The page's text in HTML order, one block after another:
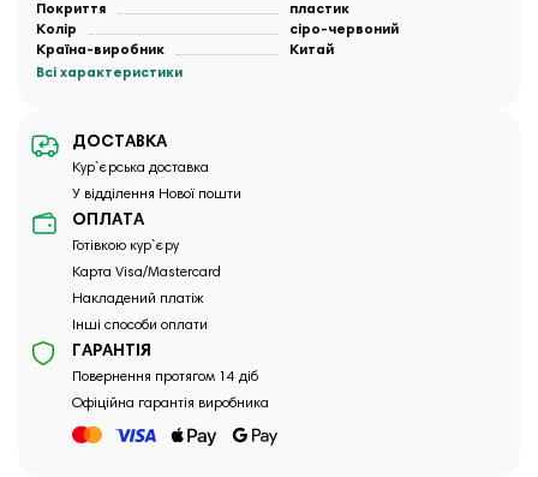
Покриття
пластик
Колір
сіро-червоний
Країна-виробник
Китай
Всі характеристики
ДОСТАВКА
Кур`єрська доставка
У відділення Нової пошти
ОПЛАТА
Готівкою кур`єру
Карта Visa/Mastercard
Накладений платіж
Інші способи оплати
ГАРАНТІЯ
Повернення протягом 14 діб
Офіційна гарантія виробника